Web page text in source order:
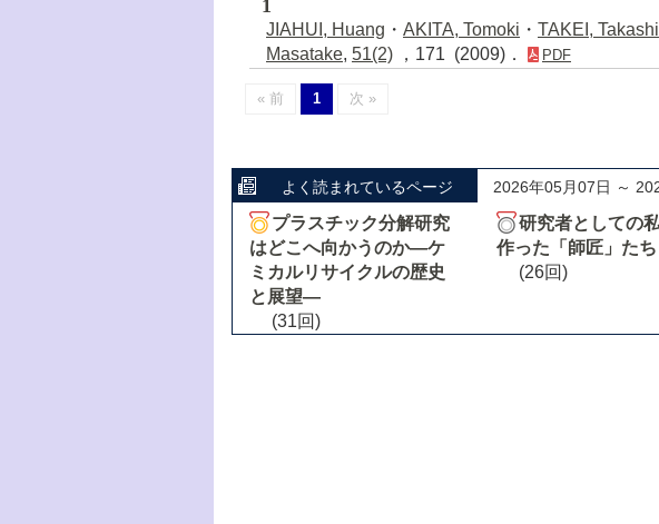
1
JIAHUI, Huang ・ AKITA, Tomoki ・ TAKEI, Takashi
Masatake, 51(2) ，171 (2009)． PDF
« 前 1 次 »
よく読まれているページ 2026年05月07日 ～
プラスチック分解研究
はどこへ向かうのか―ケ
ミカルリサイクルの歴史
と展望―
(31回)
研究者としての
作った「師匠」たち
(26回)